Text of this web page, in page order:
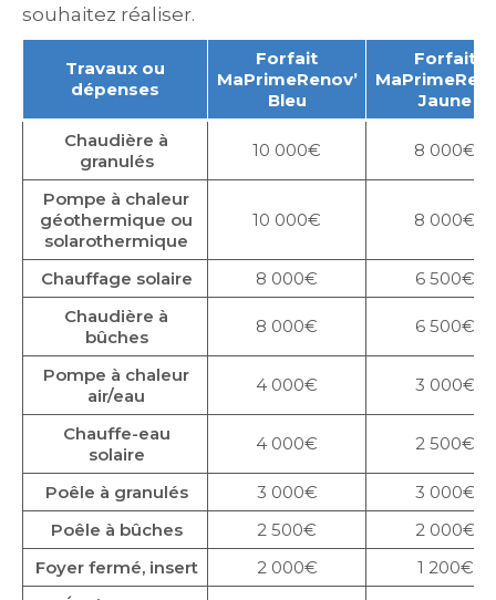
souhaitez réaliser.
Travaux ou
dépenses
Forfait
MaPrimeRenov’
Bleu
Forfait
Jaune
Chaudière à
granulés
10 000€ 8 000€
Pompe à chaleur
géothermique ou
solarothermique
10 000€ 8 000€
Chauffage solaire 8 000€
6 500€
Chaudière à
bûches
8 000€ 6 500€
Pompe à chaleur
air/eau
4 000€ 3 000€
Chauffe-eau
solaire
4 000€ 2 500€
Poêle à granulés 3 000€
3 000€
Poêle à bûches
2 500€
2 000€
Foyer fermé, insert
2 000€
1 200€